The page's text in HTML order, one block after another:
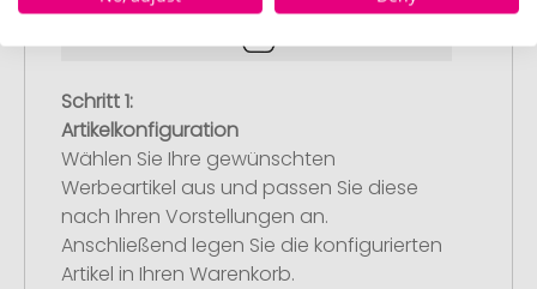
Schritt 1:
Artikelkonfiguration
Wählen Sie Ihre gewünschten
Werbeartikel aus und passen Sie diese
nach Ihren Vorstellungen an.
Anschließend legen Sie die konfigurierten
Artikel in Ihren Warenkorb.